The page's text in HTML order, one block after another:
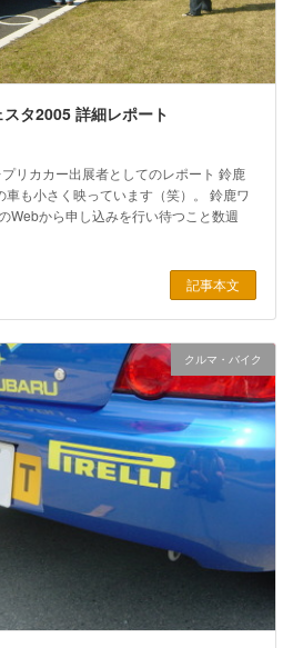
タ2005 詳細レポート
リカカー出展者としてのレポート 鈴鹿
も小さく映っています（笑）。 鈴鹿ワ
Webから申し込みを行い待つこと数週
記事本文
クルマ・バイク